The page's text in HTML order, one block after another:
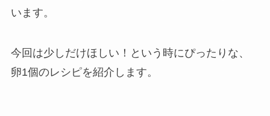
います。
今回は少しだけほしい！という時にぴったりな、
卵1個のレシピを紹介します。